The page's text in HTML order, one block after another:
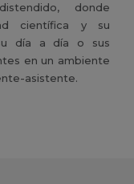
donde
científica y su
día a día o sus
en un ambiente
asistente.